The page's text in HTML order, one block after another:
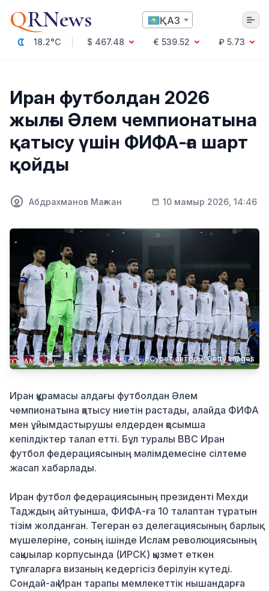
QRNews ҚАЗ
18.2°C $ 467.48 € 539.52
₽ 5.73
Саясат
Технология
Экономика
Қоғам
Білім және Ғылым
Спорт
Ауа райы
Денсаулық
Бизнес
Қылмыс
Иран футболдан 2026
жылғы Әлем чемпионатына
қатысу үшін ФИФА-ға шарт
қойды
Абдрахманов Мағжан 10 мамыр 2026, 14:46
Сурет авторы: Getty Images
Иран құрамасы алдағы футболдан Әлем
чемпионатына қатысу ниетін растады, алайда ФИФА
мен ұйымдастырушы елдерден қосымша
кепілдіктер талап етті. Бұл туралы BBC Иран
футбол федерациясының мәлімдемесіне сілтеме
жасап хабарлады.
Иран футбол федерациясының президенті Мехди
Тадждың айтуынша, ФИФА-ға 10 талаптан тұратын
тізім жолданған. Тегеран өз делегациясының барлық
мүшелеріне, соның ішінде Ислам революциясының
сақшылар корпусында (ИРСК) қызмет еткен
тұлғаларға визаның кедергісіз берілуін күтеді.
Сондай-ақ Иран тарапы мемлекеттік нышандарға